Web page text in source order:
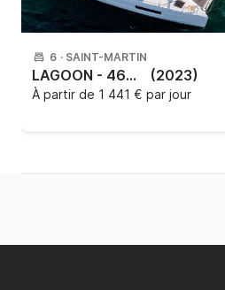
6 · SAINT-MARTIN
LAGOON - 460-4 CABINS (2023)
À partir de 1 441 € par jour